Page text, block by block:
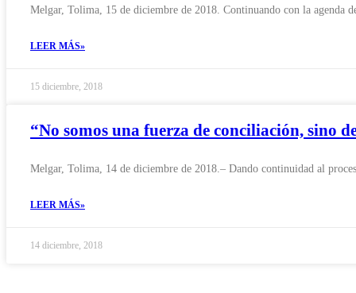
Melgar, Tolima, 15 de diciembre de 2018. Continuando con la agenda
LEER MÁS»
15 diciembre, 2018
“No somos una fuerza de conciliación, sino
Melgar, Tolima, 14 de diciembre de 2018.– Dando continuidad al
LEER MÁS»
14 diciembre, 2018